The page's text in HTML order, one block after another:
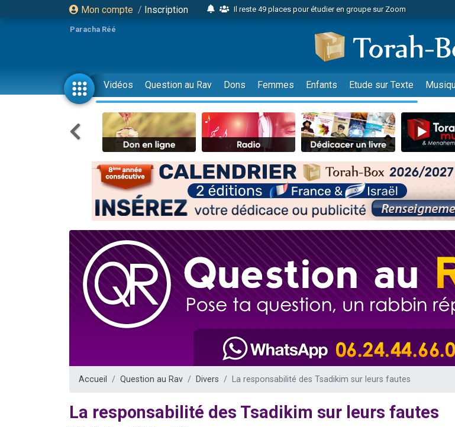
Mon compte / Inscription
Il reste 49 places pour étudier en groupe sur Zoom
2 personnes viennent de nous rejoindre sur WhatsApp
6 personnes viennent de nous rejoindre sur WhatsApp
4 personnes viennent de faire un don pour Reloger Rivka, 6
2 personnes viennent de faire un don pour 1 Journée de
17 personnes viennent de demander une bénédiction
4 personnes viennent de nous rejoindre sur WhatsApp
Il reste 49 places pour étudier en groupe sur Zoom
Eva vient de donner son Maasser
4 personnes viennent de nous rejoindre sur WhatsApp
3 personnes viennent de nous rejoindre sur WhatsApp
Odaya vient de donner son Maasser
3 personnes viennent de faire un don pour 5 jours de vacances
2 personnes viennent de nous rejoindre sur WhatsApp
13 personnes viennent de demander une bénédiction
Il reste 49 places pour étudier en groupe sur Zoom
12 nouvelles musiques dans Torah-Box Music
29 personnes viennent de demander une bénédiction
Paracha Réé
Vidéos Question au Rav Dons Femmes Enfants Etude sur Texte
Accueil Question au Rav Divers La responsabilité des Tsadikim sur leurs fautes
La responsabilité des Tsadikim sur leurs fautes